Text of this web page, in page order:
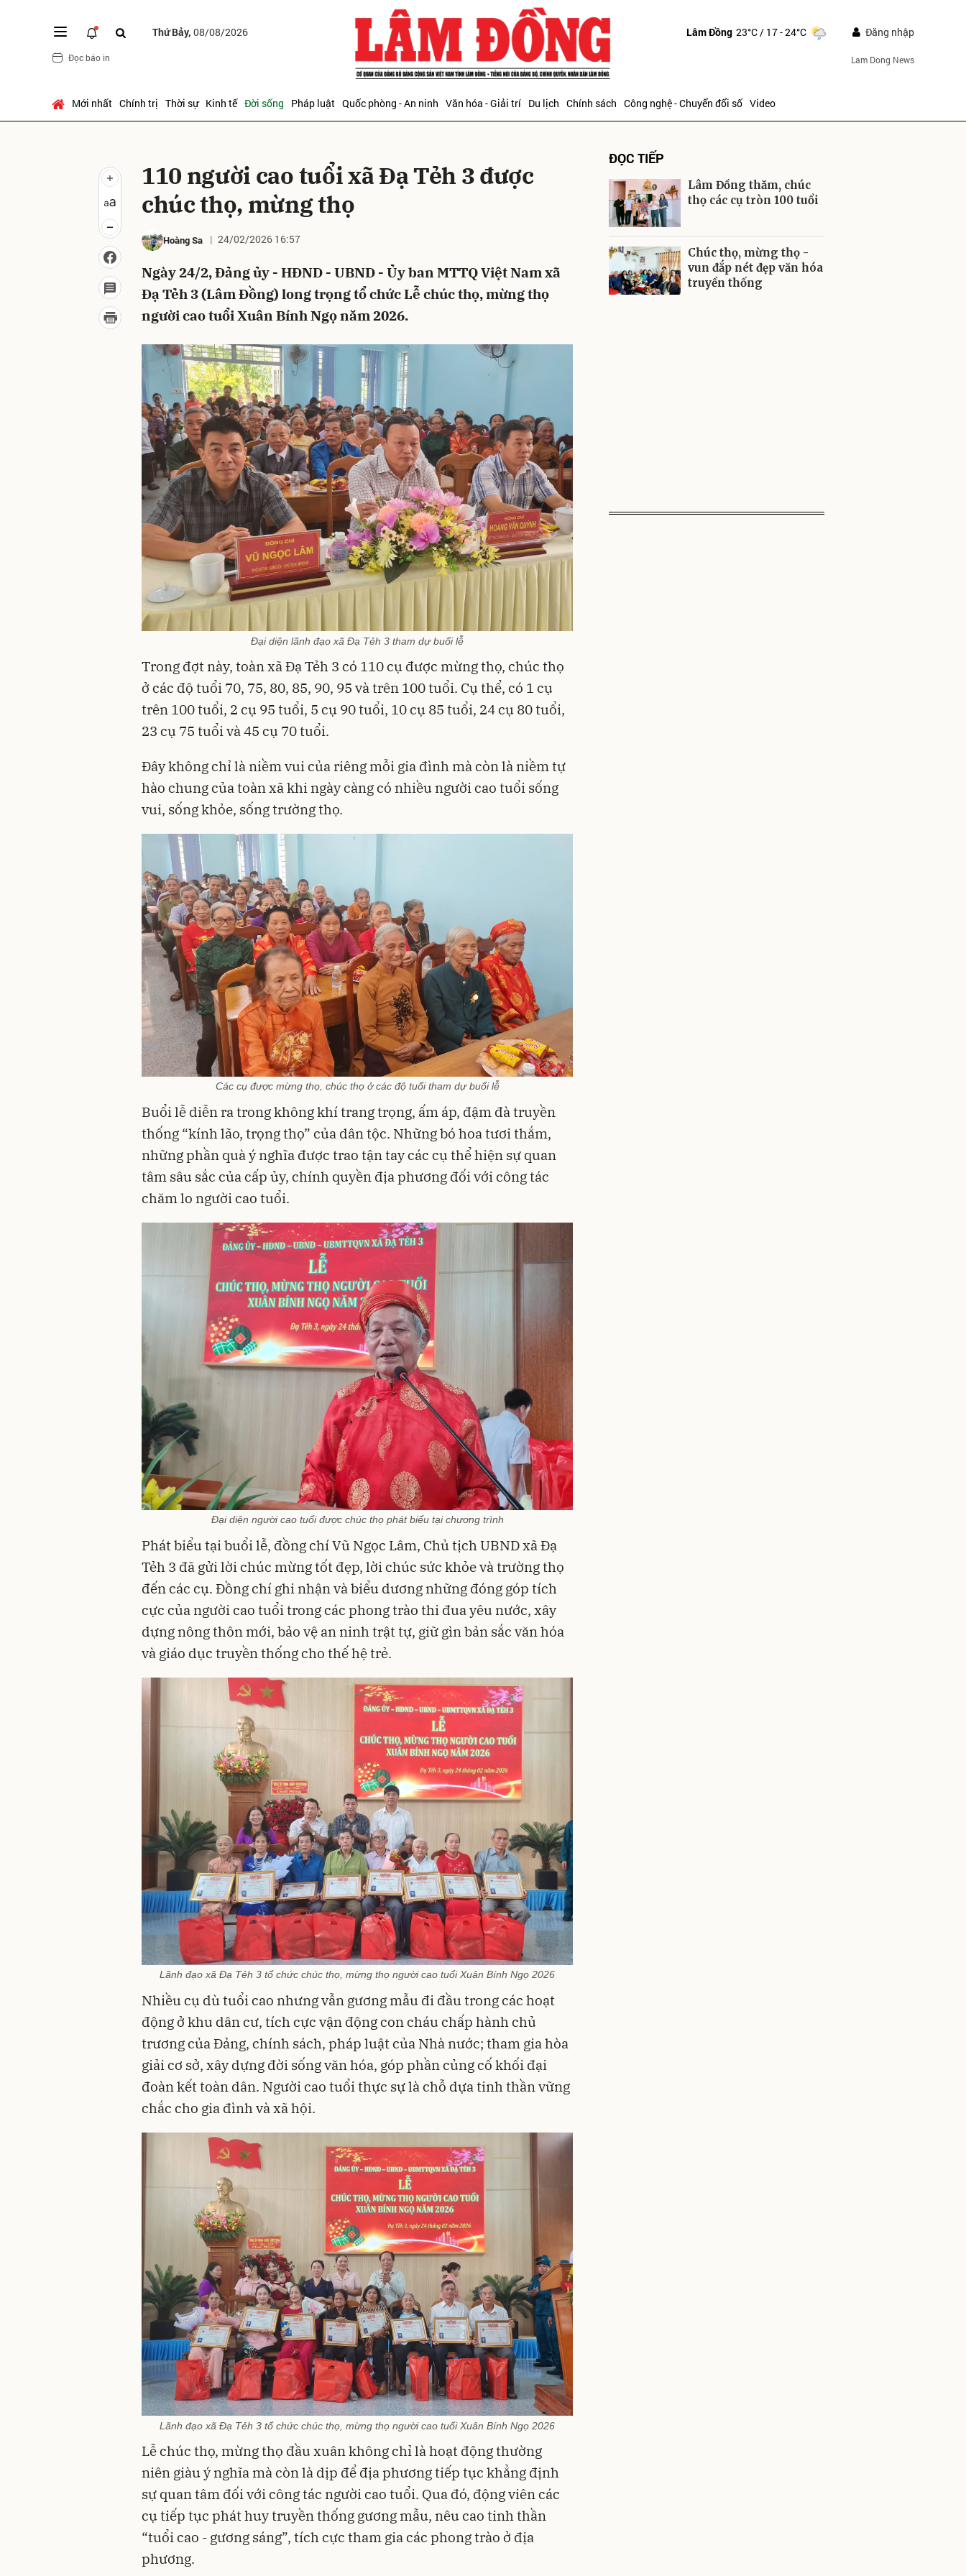
Thứ Bảy, 08/08/2026
Đọc báo in
Lâm Đồng 23°C/ 17 - 24°C Đăng nhập
Lam Dong News
Mới nhất Chính trị Thời sự Kinh tế Đời sống Pháp luật Quốc phòng - An ninh Văn hóa - Giải trí Du lịch Chính sách Công nghệ - Chuyển đổi số Video
110 người cao tuổi xã Đạ Tẻh 3 được
chúc thọ, mừng thọ
Hoàng Sa 24/02/2026 16:57
Ngày 24/2, Đảng ủy - HĐND - UBND - Ủy ban MTTQ Việt Nam xã
Đạ Tẻh 3 (Lâm Đồng) long trọng tổ chức Lễ chúc thọ, mừng thọ
người cao tuổi Xuân Bính Ngọ năm 2026.
Đại diện lãnh đạo xã Đạ Tẻh 3 tham dự buổi lễ
Trong đợt này, toàn xã Đạ Tẻh 3 có 110 cụ được mừng thọ, chúc thọ
ở các độ tuổi 70, 75, 80, 85, 90, 95 và trên 100 tuổi. Cụ thể, có 1 cụ
trên 100 tuổi, 2 cụ 95 tuổi, 5 cụ 90 tuổi, 10 cụ 85 tuổi, 24 cụ 80 tuổi,
23 cụ 75 tuổi và 45 cụ 70 tuổi.
Đây không chỉ là niềm vui của riêng mỗi gia đình mà còn là niềm tự
hào chung của toàn xã khi ngày càng có nhiều người cao tuổi sống
vui, sống khỏe, sống trường thọ.
Các cụ được mừng thọ, chúc thọ ở các độ tuổi tham dự buổi lễ
Buổi lễ diễn ra trong không khí trang trọng, ấm áp, đậm đà truyền
thống “kính lão, trọng thọ” của dân tộc. Những bó hoa tươi thắm,
những phần quà ý nghĩa được trao tận tay các cụ thể hiện sự quan
tâm sâu sắc của cấp ủy, chính quyền địa phương đối với công tác
chăm lo người cao tuổi.
Đại diện người cao tuổi được chúc thọ phát biểu tại chương trình
Phát biểu tại buổi lễ, đồng chí Vũ Ngọc Lâm, Chủ tịch UBND xã Đạ
Tẻh 3 đã gửi lời chúc mừng tốt đẹp, lời chúc sức khỏe và trường thọ
đến các cụ. Đồng chí ghi nhận và biểu dương những đóng góp tích
cực của người cao tuổi trong các phong trào thi đua yêu nước, xây
dựng nông thôn mới, bảo vệ an ninh trật tự, giữ gìn bản sắc văn hóa
và giáo dục truyền thống cho thế hệ trẻ.
Lãnh đạo xã Đạ Tẻh 3 tổ chức chúc thọ, mừng thọ người cao tuổi Xuân Bính Ngọ 2026
Nhiều cụ dù tuổi cao nhưng vẫn gương mẫu đi đầu trong các hoạt
động ở khu dân cư, tích cực vận động con cháu chấp hành chủ
trương của Đảng, chính sách, pháp luật của Nhà nước; tham gia hòa
giải cơ sở, xây dựng đời sống văn hóa, góp phần củng cố khối đại
đoàn kết toàn dân. Người cao tuổi thực sự là chỗ dựa tinh thần vững
chắc cho gia đình và xã hội.
Lãnh đạo xã Đạ Tẻh 3 tổ chức chúc thọ, mừng thọ người cao tuổi Xuân Bính Ngọ 2026
Lễ chúc thọ, mừng thọ đầu xuân không chỉ là hoạt động thường
niên giàu ý nghĩa mà còn là dịp để địa phương tiếp tục khẳng định
sự quan tâm đối với công tác người cao tuổi. Qua đó, động viên các
cụ tiếp tục phát huy truyền thống gương mẫu, nêu cao tinh thần
“tuổi cao - gương sáng”, tích cực tham gia các phong trào ở địa
phương.
ĐỌC TIẾP
Lâm Đồng thăm, chúc
thọ các cụ tròn 100 tuổi
Chúc thọ, mừng thọ -
vun đắp nét đẹp văn hóa
truyền thống
Gửi bình luận
Gửi